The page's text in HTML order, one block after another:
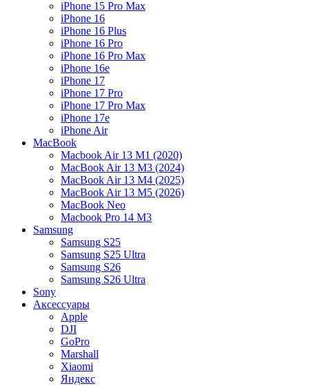
iPhone 15 Pro Max
iPhone 16
iPhone 16 Plus
iPhone 16 Pro
iPhone 16 Pro Max
iPhone 16e
iPhone 17
iPhone 17 Pro
iPhone 17 Pro Max
iPhone 17e
iPhone Air
MacBook
Macbook Air 13 M1 (2020)
MacBook Air 13 М3 (2024)
MacBook Air 13 М4 (2025)
MacBook Air 13 М5 (2026)
MacBook Neo
Macbook Pro 14 M3
Samsung
Samsung S25
Samsung S25 Ultra
Samsung S26
Samsung S26 Ultra
Sony
Аксессуары
Apple
DJI
GoPro
Marshall
Xiaomi
Яндекс